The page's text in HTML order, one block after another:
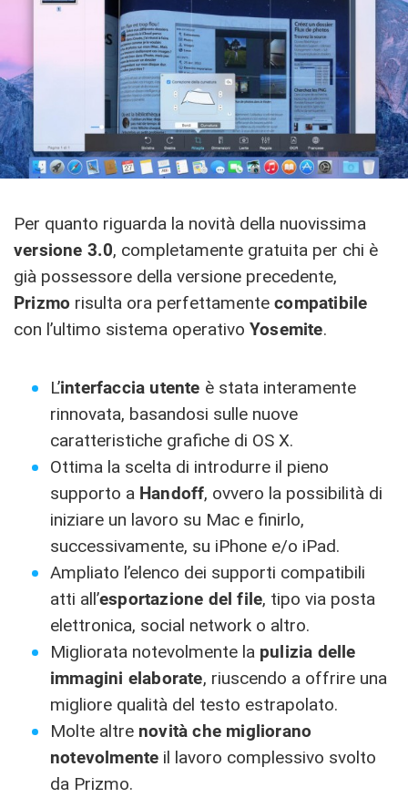
Per quanto riguarda la novità della nuovissima
versione 3.0, completamente gratuita per chi è
già possessore della versione precedente,
Prizmo risulta ora perfettamentecompatibile
con l’ultimo sistema operativo Yosemite.
L’interfaccia utente è stata interamente
rinnovata, basandosi sulle nuove
caratteristiche grafiche di OS X.
Ottima la scelta di introdurre il pieno
supporto a Handoff, ovvero la possibilità di
iniziare un lavoro su Mac e finirlo,
successivamente, su iPhone e/o iPad.
Ampliato l’elenco dei supporti compatibili
atti all’esportazione del file, tipo via posta
elettronica, social network o altro.
Migliorata notevolmente la pulizia delle
immagini elaborate, riuscendo a offrire una
migliore qualità del testo estrapolato.
Molte altre novità che migliorano
notevolmente il lavoro complessivo svolto
da Prizmo.